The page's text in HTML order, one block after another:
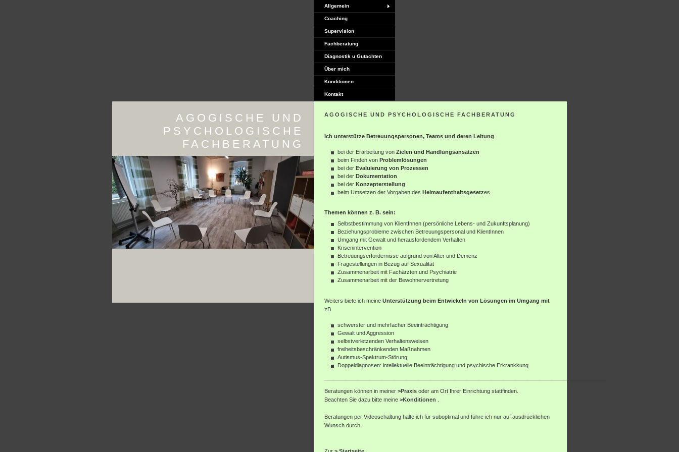
Allgemein
Coaching
Supervision
Fachberatung
Diagnostik u Gutachten
Über mich
Konditionen
Kontakt
AGOGISCHE UND PSYCHOLOGISCHE FACHBERATUNG
Ich unterstütze Betreuungspersonen, Teams und deren Leitung
bei der Erarbeitung von Zielen und Handlungsansätzen
beim Finden von Problemlösungen
bei der Evaluierung von Prozessen
bei der Dokumentation
bei der Konzepterstellung
beim Umsetzen der Vorgaben des Heimaufenthaltsgesetzes
Themen können z. B. sein:
Selbstbestimmung von KlientInnen (persönliche Lebens- und Zukunftsplanung)
Beziehungsprobleme zwischen Betreuungspersonal und KlientInnen
Umgang mit Gewalt und herausfordendem Verhalten
Krisenintervention
Betreuungserfordernisse aufgrund von Alter und Demenz
Fragestellungen in Bezug auf Sexualität
Zusammenarbeit mit Fachärzten und Psychiatrie
Zusammenarbeit mit der Bewohnervertretung
Weiters biete ich meine Unterstützung beim Entwickeln von Lösungen im Umgang mit
zB
schwerster und mehrfacher Beeinträchtigung
Gewalt und Aggression
selbstverletzenden Verhaltensweisen
freiheitsbeschränkenden Maßnahmen
Autismus-Spektrum-Störung
Doppeldiagnosen: intellektuelle Beeinträchtigung und psychische Erkrankkung
Beratungen können in meiner >Praxis oder am Ort Ihrer Einrichtung stattfinden.
Beachten Sie dazu bitte meine >Konditionen
Beratungen per Videoschaltung halte ich für suboptimal und führe ich nur auf ausdrücklichen
Wunsch durch.
AGOGISCHE UND
PSYCHOLOGISCHE
FACHBERATUNG